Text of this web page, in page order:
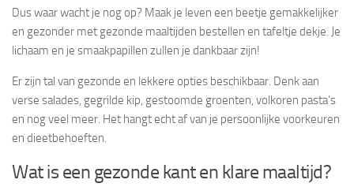
Dus waar wacht je nog op? Maak je leven een beetje gemakkelijker
en gezonder met gezonde maaltijden bestellen en tafeltje dekje. Je
lichaam en je smaakpapillen zullen je dankbaar zijn!
Er zijn tal van gezonde en lekkere opties beschikbaar. Denk aan
verse salades, gegrilde kip, gestoomde groenten, volkoren pasta’s
en nog veel meer. Het hangt echt af van je persoonlijke voorkeuren
en dieetbehoeften.
Wat is een gezonde kant en klare maaltijd?